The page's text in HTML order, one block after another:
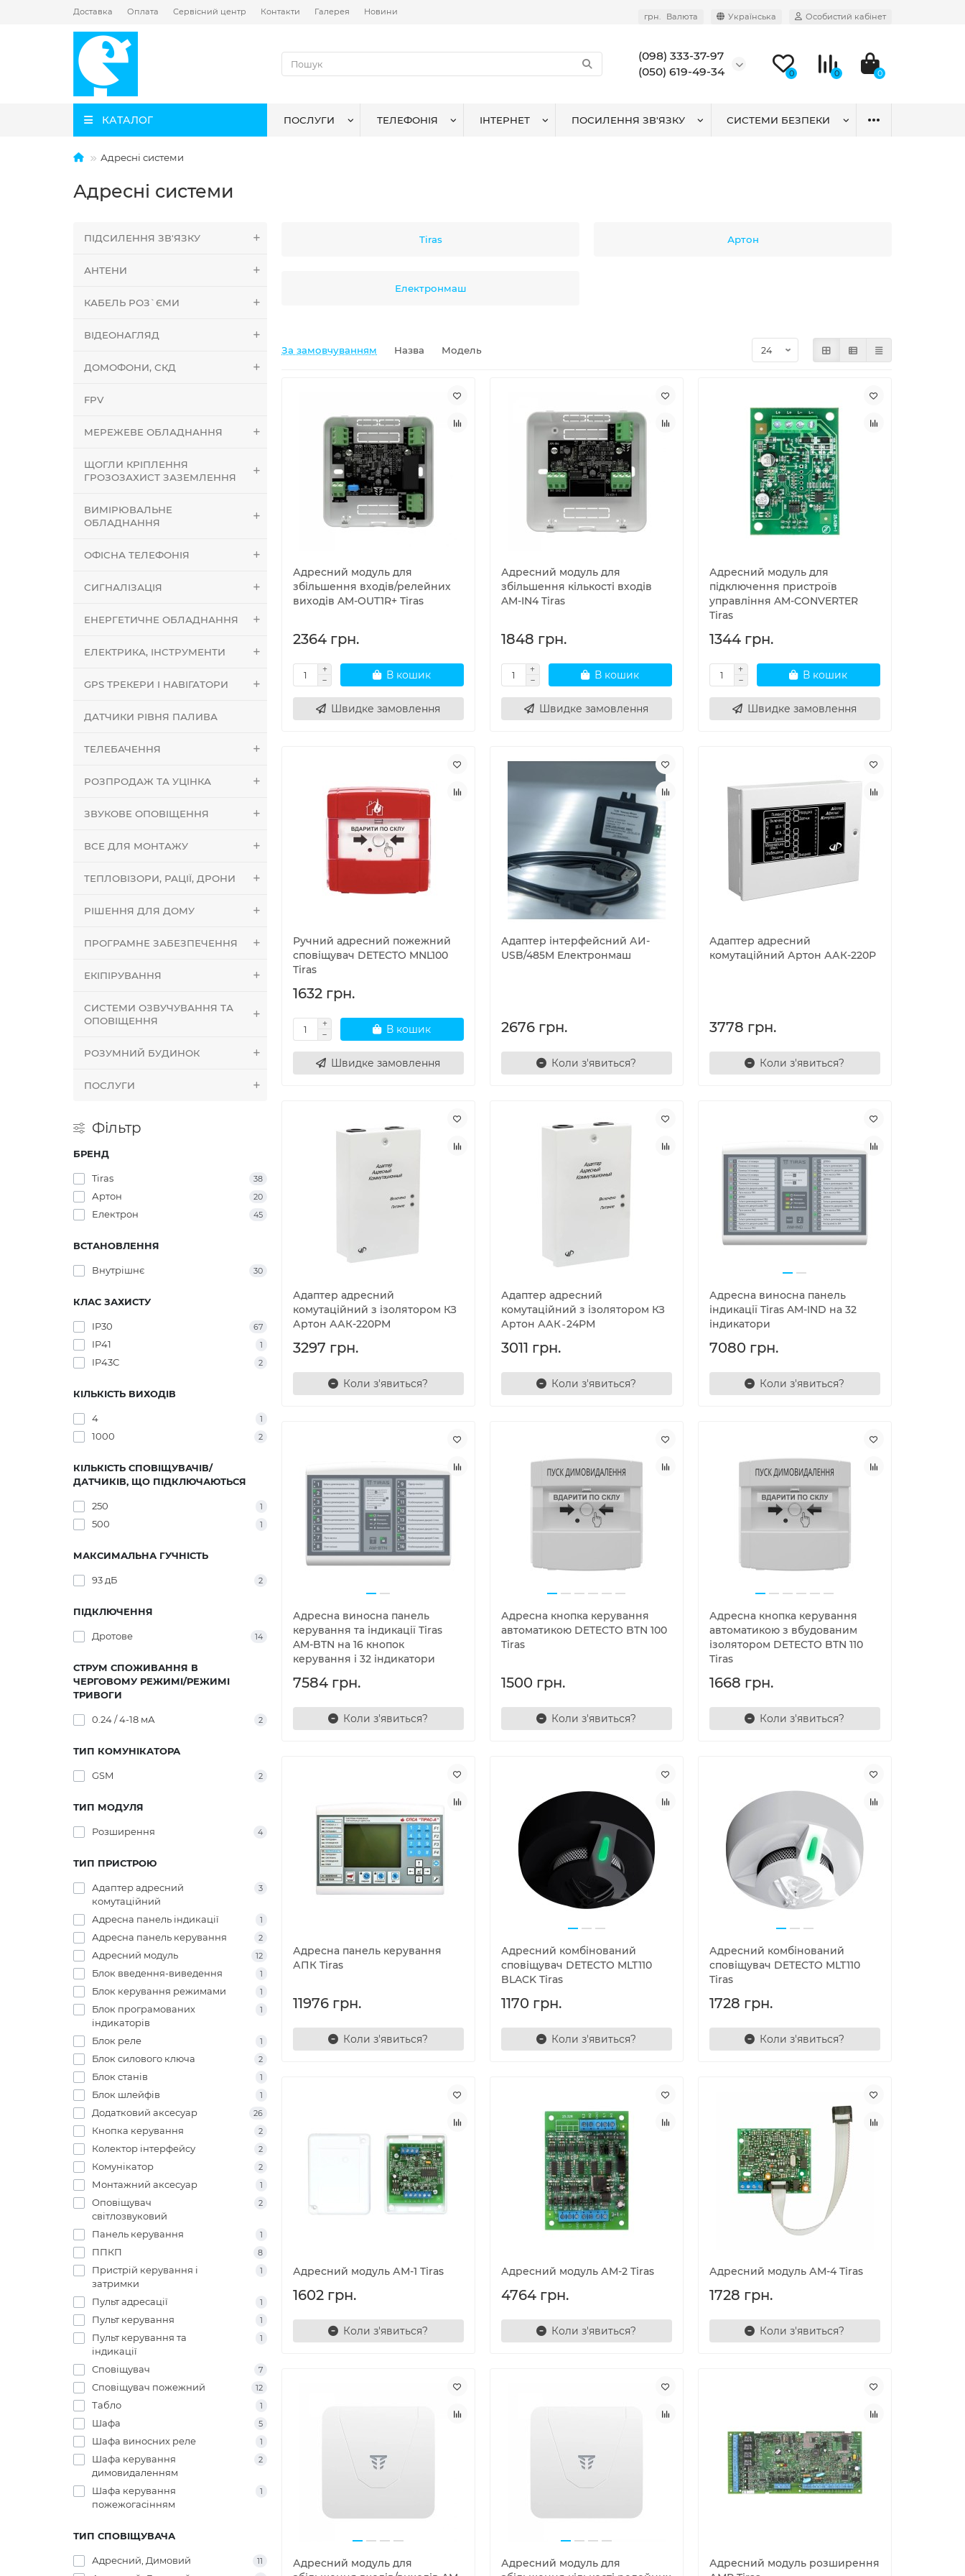
Доставка Оплата Сервісний центр Контакти Галерея Новини грн. Валюта Українська Особистий кабінет
(098) 333-37-97
(050) 619-49-34
0 0 0
КАТАЛОГ ПОСЛУГИ ТЕЛЕФОНІЯ ІНТЕРНЕТ ПОСИЛЕННЯ ЗВ'ЯЗКУ СИСТЕМИ БЕЗПЕКИ
Адресні системи
Адресні системи
ПІДСИЛЕННЯ ЗВ'ЯЗКУ
АНТЕНИ
КАБЕЛЬ РОЗ`ЄМИ
ВІДЕОНАГЛЯД
ДОМОФОНИ, СКД
FPV
МЕРЕЖЕВЕ ОБЛАДНАННЯ
ЩОГЛИ КРІПЛЕННЯ
ГРОЗОЗАХИСТ ЗАЗЕМЛЕННЯ
ВИМІРЮВАЛЬНЕ
ОБЛАДНАННЯ
ОФІСНА ТЕЛЕФОНІЯ
СИГНАЛІЗАЦІЯ
ЕНЕРГЕТИЧНЕ ОБЛАДНАННЯ
ЕЛЕКТРИКА, ІНСТРУМЕНТИ
GPS ТРЕКЕРИ І НАВІГАТОРИ
ДАТЧИКИ РІВНЯ ПАЛИВА
ТЕЛЕБАЧЕННЯ
РОЗПРОДАЖ ТА УЦІНКА
ЗВУКОВЕ ОПОВІЩЕННЯ
ВСЕ ДЛЯ МОНТАЖУ
ТЕПЛОВІЗОРИ, РАЦІЇ, ДРОНИ
РІШЕННЯ ДЛЯ ДОМУ
ПРОГРАМНЕ ЗАБЕЗПЕЧЕННЯ
ЕКІПІРУВАННЯ
СИСТЕМИ ОЗВУЧУВАННЯ ТА
ОПОВІЩЕННЯ
РОЗУМНИЙ БУДИНОК
ПОСЛУГИ
Фільтр
БРЕНД
Tiras 38
Артон 20
Електрон 45
ВСТАНОВЛЕННЯ
Внутрішнє 30
КЛАС ЗАХИСТУ
IP30 67
IP41 1
IP43С 2
КІЛЬКІСТЬ ВИХОДІВ
4 1
1000 2
КІЛЬКІСТЬ СПОВІЩУВАЧІВ/
ДАТЧИКІВ, ЩО ПІДКЛЮЧАЮТЬСЯ
250 1
500 1
МАКСИМАЛЬНА ГУЧНІСТЬ
93 дБ 2
ПІДКЛЮЧЕННЯ
Дротове 14
СТРУМ СПОЖИВАННЯ В
ЧЕРГОВОМУ РЕЖИМІ/РЕЖИМІ
ТРИВОГИ
0.24 / 4-18 мА 2
ТИП КОМУНІКАТОРА
GSM 2
ТИП МОДУЛЯ
Розширення 4
ТИП ПРИСТРОЮ
Адаптер адресний
комутаційний
3
Адресна панель індикації 1
Адресна панель керування 2
Адресний модуль 12
Блок введення-виведення 1
Блок керування режимами 1
Блок програмованих
індикаторів
1
Блок реле 1
Блок силового ключа 2
Блок станів 1
Блок шлейфів 1
Додатковий аксесуар 26
Кнопка керування 2
Колектор інтерфейсу 2
Комунікатор 2
Монтажний аксесуар 1
Оповіщувач
світлозвуковий
2
Панель керування 1
ППКП 8
Пристрій керування і
затримки
1
Пульт адресації 1
Пульт керування 1
Пульт керування та
індикації
1
Сповіщувач 7
Сповіщувач пожежний 12
Табло 1
Шафа 5
Шафа виносних реле 1
Шафа керування
димовидаленням
2
Шафа керування
пожежогасінням
1
ТИП СПОВІЩУВАЧА
Адресний, Димовий 11
Tiras Артон
Електронмаш
За замовчуванням Назва Модель
Адресний модуль для
збільшення входів/релейних
виходів AM-OUT1R+ Tiras
2364 грн.
В кошик
Швидке замовлення
Адресний модуль для
збільшення кількості входів
AM-IN4 Tiras
1848 грн.
В кошик
Швидке замовлення
Адресний модуль для
підключення пристроїв
управління AM-CONVERTER
Tiras
1344 грн.
В кошик
Швидке замовлення
Ручний адресний пожежний
сповіщувач DETECTO MNL100
Tiras
1632 грн.
В кошик
Швидке замовлення
Адаптер інтерфейсний АИ-
USB/485M Електронмаш
2676 грн.
Коли з'явиться?
Адаптер адресний
комутаційний Артон ААК-220Р
3778 грн.
Коли з'явиться?
Адаптер адресний
комутаційний з ізолятором КЗ
Артон ААК-220РМ
3297 грн.
Коли з'явиться?
Адаптер адресний
комутаційний з ізолятором КЗ
Артон ААК‐24РМ
3011 грн.
Коли з'явиться?
Адресна виносна панель
індикації Tiras AM-IND на 32
індикатори
7080 грн.
Коли з'явиться?
Адресна виносна панель
керування та індикації Tiras
AM-BTN на 16 кнопок
керування і 32 індикатори
7584 грн.
Коли з'явиться?
Адресна кнопка керування
автоматикою DETECTO BTN 100
Tiras
1500 грн.
Коли з'явиться?
Адресна кнопка керування
автоматикою з вбудованим
ізолятором DETECTO BTN 110
Tiras
1668 грн.
Коли з'явиться?
Адресна панель керування
АПК Tiras
11976 грн.
Коли з'явиться?
Адресний комбінований
сповіщувач DETECTO MLT110
BLACK Tiras
1170 грн.
Коли з'явиться?
Адресний комбінований
сповіщувач DETECTO MLT110
Tiras
1728 грн.
Коли з'явиться?
Адресний модуль АМ-1 Tiras
1602 грн.
Коли з'явиться?
Адресний модуль АМ-2 Tiras
4764 грн.
Коли з'явиться?
Адресний модуль АМ-4 Tiras
1728 грн.
Коли з'явиться?
Адресний модуль для
Адресний модуль для
Адресний модуль розширення